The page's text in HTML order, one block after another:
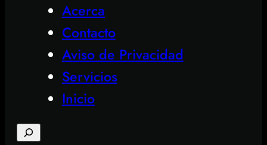
Acerca
Contacto
Aviso de Privacidad
Servicios
Inicio
Search